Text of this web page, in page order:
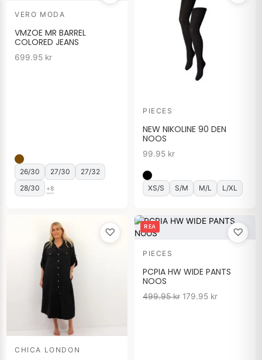
VERO MODA
VMZOE MR BARREL
COLORED JEANS
699.95 kr
26/30 27/30
27/32
28/30
+8
PIECES
NEW NIKOLINE 90 DEN
NOOS
99.95 kr
XS/S S/M M/L L/XL
♡
CHICA LONDON
♡
REA
PIECES
PCPIA HW WIDE PANTS
NOOS
499.95kr
Det
499.95 kr.
179.95 kr
Det
nuvarande
priset
179.95 kr.